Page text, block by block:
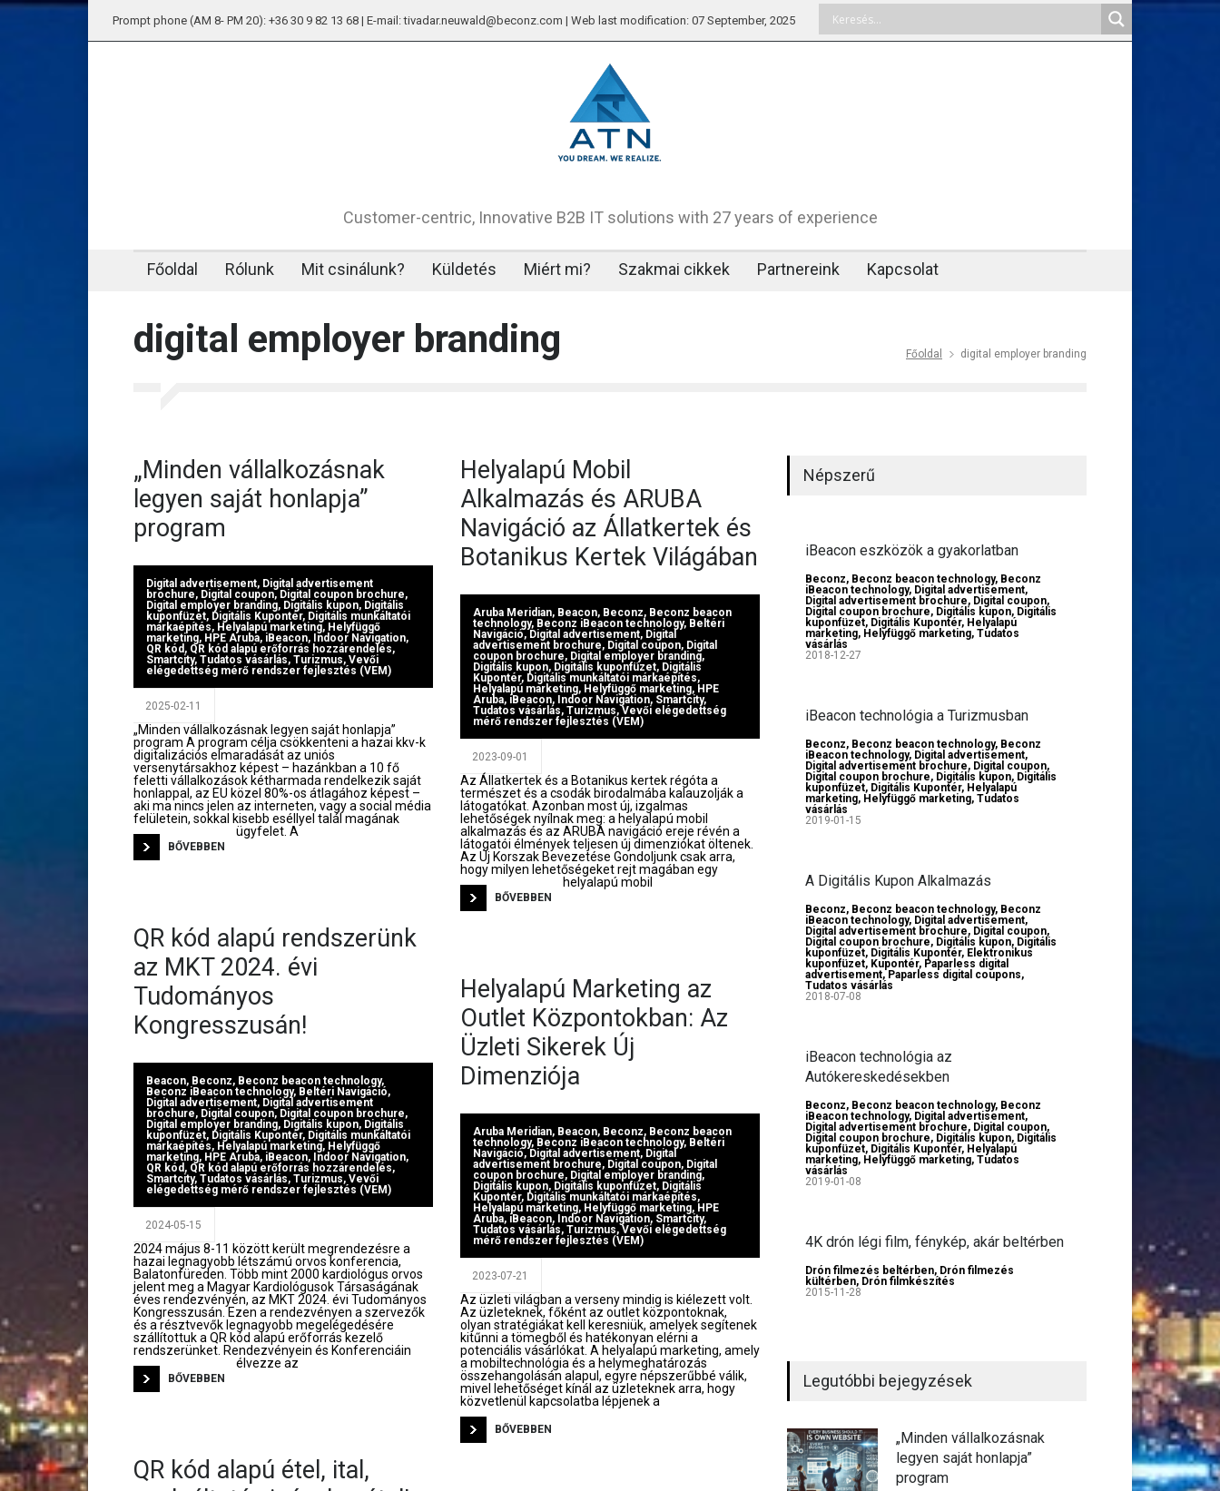
Prompt phone (AM 8- PM 20): +36 30 9 82 13 68 | E-mail: tivadar.neuwald@beconz.com | Web last modification: 07 September, 2025
Customer-centric, Innovative B2B IT solutions with 27 years of experience
Főoldal Rólunk Mit csinálunk? Küldetés Miért mi? Szakmai cikkek Partnereink Kapcsolat
digital employer branding Főoldal digital employer branding
„Minden vállalkozásnak
legyen saját honlapja”
program
Digital advertisement, Digital advertisement
brochure, Digital coupon, Digital coupon brochure,
Digital employer branding, Digitális kupon, Digitális
kuponfüzet, Digitális Kupontér, Digitális munkáltatói
márkaépítés, Helyalapú marketing, Helyfüggő
marketing, HPE Aruba, iBeacon, Indoor Navigation,
QR kód, QR kód alapú erőforrás hozzárendelés,
Smartcity, Tudatos vásárlás, Turizmus, Vevői
elégedettség mérő rendszer fejlesztés (VEM)
2025-02-11
„Minden vállalkozásnak legyen saját honlapja”
program A program célja csökkenteni a hazai kkv-k
digitalizációs elmaradását az uniós
versenytársakhoz képest – hazánkban a 10 fő
feletti vállalkozások kétharmada rendelkezik saját
honlappal, az EU közel 80%-os átlagához képest –
aki ma nincs jelen az interneten, vagy a social média
felületein, sokkal kisebb eséllyel talál magának
ügyfelet. A
BŐVEBBEN
QR kód alapú rendszerünk
az MKT 2024. évi
Tudományos
Kongresszusán!
Beacon, Beconz, Beconz beacon technology,
Beconz iBeacon technology, Beltéri Navigáció,
Digital advertisement, Digital advertisement
brochure, Digital coupon, Digital coupon brochure,
Digital employer branding, Digitális kupon, Digitális
kuponfüzet, Digitális Kupontér, Digitális munkáltatói
márkaépítés, Helyalapú marketing, Helyfüggő
marketing, HPE Aruba, iBeacon, Indoor Navigation,
QR kód, QR kód alapú erőforrás hozzárendelés,
Smartcity, Tudatos vásárlás, Turizmus, Vevői
elégedettség mérő rendszer fejlesztés (VEM)
2024-05-15
2024 május 8-11 között került megrendezésre a
hazai legnagyobb létszámú orvos konferencia,
Balatonfüreden. Több mint 2000 kardiológus orvos
jelent meg a Magyar Kardiológusok Társaságának
éves rendezvényén, az MKT 2024. évi Tudományos
Kongresszusán. Ezen a rendezvényen a szervezők
és a résztvevők legnagyobb megelégedésére
szállítottuk a QR kód alapú erőforrás kezelő
rendszerünket. Rendezvényein és Konferenciáin
élvezze az
BŐVEBBEN
QR kód alapú étel, ital,
Helyalapú Mobil
Alkalmazás és ARUBA
Navigáció az Állatkertek és
Botanikus Kertek Világában
Aruba Meridian, Beacon, Beconz, Beconz beacon
technology, Beconz iBeacon technology, Beltéri
Navigáció, Digital advertisement, Digital
advertisement brochure, Digital coupon, Digital
coupon brochure, Digital employer branding,
Digitális kupon, Digitális kuponfüzet, Digitális
Kupontér, Digitális munkáltatói márkaépítés,
Helyalapú marketing, Helyfüggő marketing, HPE
Aruba, iBeacon, Indoor Navigation, Smartcity,
Tudatos vásárlás, Turizmus, Vevői elégedettség
mérő rendszer fejlesztés (VEM)
2023-09-01
Az Állatkertek és a Botanikus kertek régóta a
természet és a csodák birodalmába kalauzolják a
látogatókat. Azonban most új, izgalmas
lehetőségek nyílnak meg: a helyalapú mobil
alkalmazás és az ARUBA navigáció ereje révén a
látogatói élmények teljesen új dimenziókat öltenek.
Az Új Korszak Bevezetése Gondoljunk csak arra,
hogy milyen lehetőségeket rejt magában egy
helyalapú mobil
BŐVEBBEN
Helyalapú Marketing az
Outlet Központokban: Az
Üzleti Sikerek Új
Dimenziója
Aruba Meridian, Beacon, Beconz, Beconz beacon
technology, Beconz iBeacon technology, Beltéri
Navigáció, Digital advertisement, Digital
advertisement brochure, Digital coupon, Digital
coupon brochure, Digital employer branding,
Digitális kupon, Digitális kuponfüzet, Digitális
Kupontér, Digitális munkáltatói márkaépítés,
Helyalapú marketing, Helyfüggő marketing, HPE
Aruba, iBeacon, Indoor Navigation, Smartcity,
Tudatos vásárlás, Turizmus, Vevői elégedettség
mérő rendszer fejlesztés (VEM)
2023-07-21
Az üzleti világban a verseny mindig is kiélezett volt.
Az üzleteknek, főként az outlet központoknak,
olyan stratégiákat kell keresniük, amelyek segítenek
kitűnni a tömegből és hatékonyan elérni a
potenciális vásárlókat. A helyalapú marketing, amely
a mobiltechnológia és a helymeghatározás
összehangolásán alapul, egyre népszerűbbé válik,
mivel lehetőséget kínál az üzleteknek arra, hogy
közvetlenül kapcsolatba lépjenek a
BŐVEBBEN
Népszerű
iBeacon eszközök a gyakorlatban
Beconz, Beconz beacon technology, Beconz
iBeacon technology, Digital advertisement,
Digital advertisement brochure, Digital coupon,
Digital coupon brochure, Digitális kupon, Digitális
kuponfüzet, Digitális Kupontér, Helyalapú
marketing, Helyfüggő marketing, Tudatos
vásárlás
2018-12-27
iBeacon technológia a Turizmusban
Beconz, Beconz beacon technology, Beconz
iBeacon technology, Digital advertisement,
Digital advertisement brochure, Digital coupon,
Digital coupon brochure, Digitális kupon, Digitális
kuponfüzet, Digitális Kupontér, Helyalapú
marketing, Helyfüggő marketing, Tudatos
vásárlás
2019-01-15
A Digitális Kupon Alkalmazás
Beconz, Beconz beacon technology, Beconz
iBeacon technology, Digital advertisement,
Digital advertisement brochure, Digital coupon,
Digital coupon brochure, Digitális kupon, Digitális
kuponfüzet, Digitális Kupontér, Elektronikus
kuponfüzet, Kupontér, Paparless digital
advertisement, Paparless digital coupons,
Tudatos vásárlás
2018-07-08
iBeacon technológia az
Autókereskedésekben
Beconz, Beconz beacon technology, Beconz
iBeacon technology, Digital advertisement,
Digital advertisement brochure, Digital coupon,
Digital coupon brochure, Digitális kupon, Digitális
kuponfüzet, Digitális Kupontér, Helyalapú
marketing, Helyfüggő marketing, Tudatos
vásárlás
2019-01-08
4K drón légi film, fénykép, akár beltérben
Drón filmezés beltérben, Drón filmezés
kültérben, Drón filmkészítés
2015-11-28
Legutóbbi bejegyzések
„Minden vállalkozásnak
legyen saját honlapja”
program